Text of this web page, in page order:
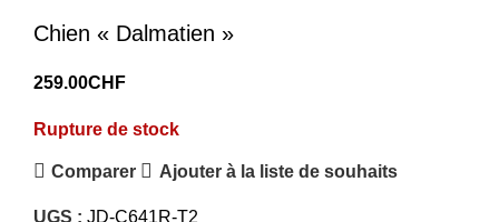
Chien « Dalmatien »
259.00CHF
Rupture de stock
Comparer Ajouter à la liste de souhaits
UGS : JD-C641R-T2